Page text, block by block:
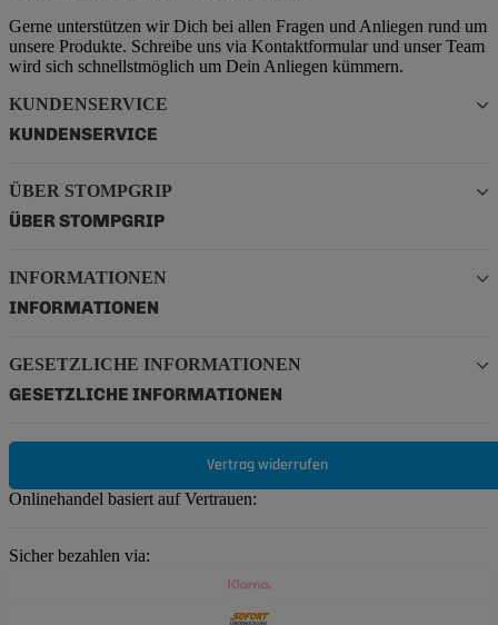
Gerne unterstützen wir Dich bei allen Fragen und Anliegen rund um
unsere Produkte. Schreibe uns via Kontaktformular und unser Team
wird sich schnellstmöglich um Dein Anliegen kümmern.
KUNDENSERVICE
KUNDENSERVICE
ÜBER STOMPGRIP
ÜBER STOMPGRIP
INFORMATIONEN
INFORMATIONEN
GESETZLICHE INFORMATIONEN
GESETZLICHE INFORMATIONEN
Vertrag widerrufen
Onlinehandel basiert auf Vertrauen:
Sicher bezahlen via: